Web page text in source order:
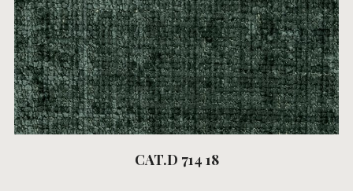
CAT.D 714 18